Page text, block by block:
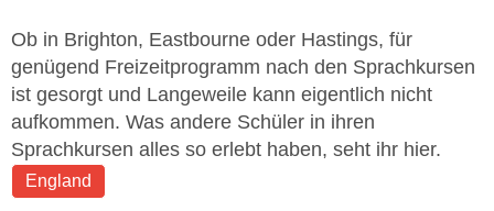
Ob in Brighton, Eastbourne oder Hastings, für
genügend Freizeitprogramm nach den Sprachkursen
ist gesorgt und Langeweile kann eigentlich nicht
aufkommen. Was andere Schüler in ihren
Sprachkursen alles so erlebt haben, seht ihr hier.
England